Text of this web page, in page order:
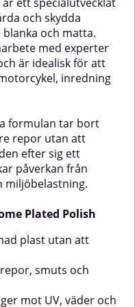
som inte bara
glansen, utan även
ytan mot framtida
och oxidation.
är dryg och enkel att
med trasa, vilket gör
mycket
fall användas på glasfiber,
samt vissa typer av plast för
bort repor och smuts.✅
med Metal Polish
mot oxidering,
och beläggningarGer hög
för krom, nickel och
hårda metallerKan
på glas, glasfiber och
plasterEnkel att
långt💡
på en mjuk trasa och
och skydda
och matta.
med experter
är idealisk för att
inredning
formulan tar bort
repor utan att
efter sig ett
påverkan från
miljöbelastning.
Plated Polish
plast utan att
smuts och
mot UV, väder och